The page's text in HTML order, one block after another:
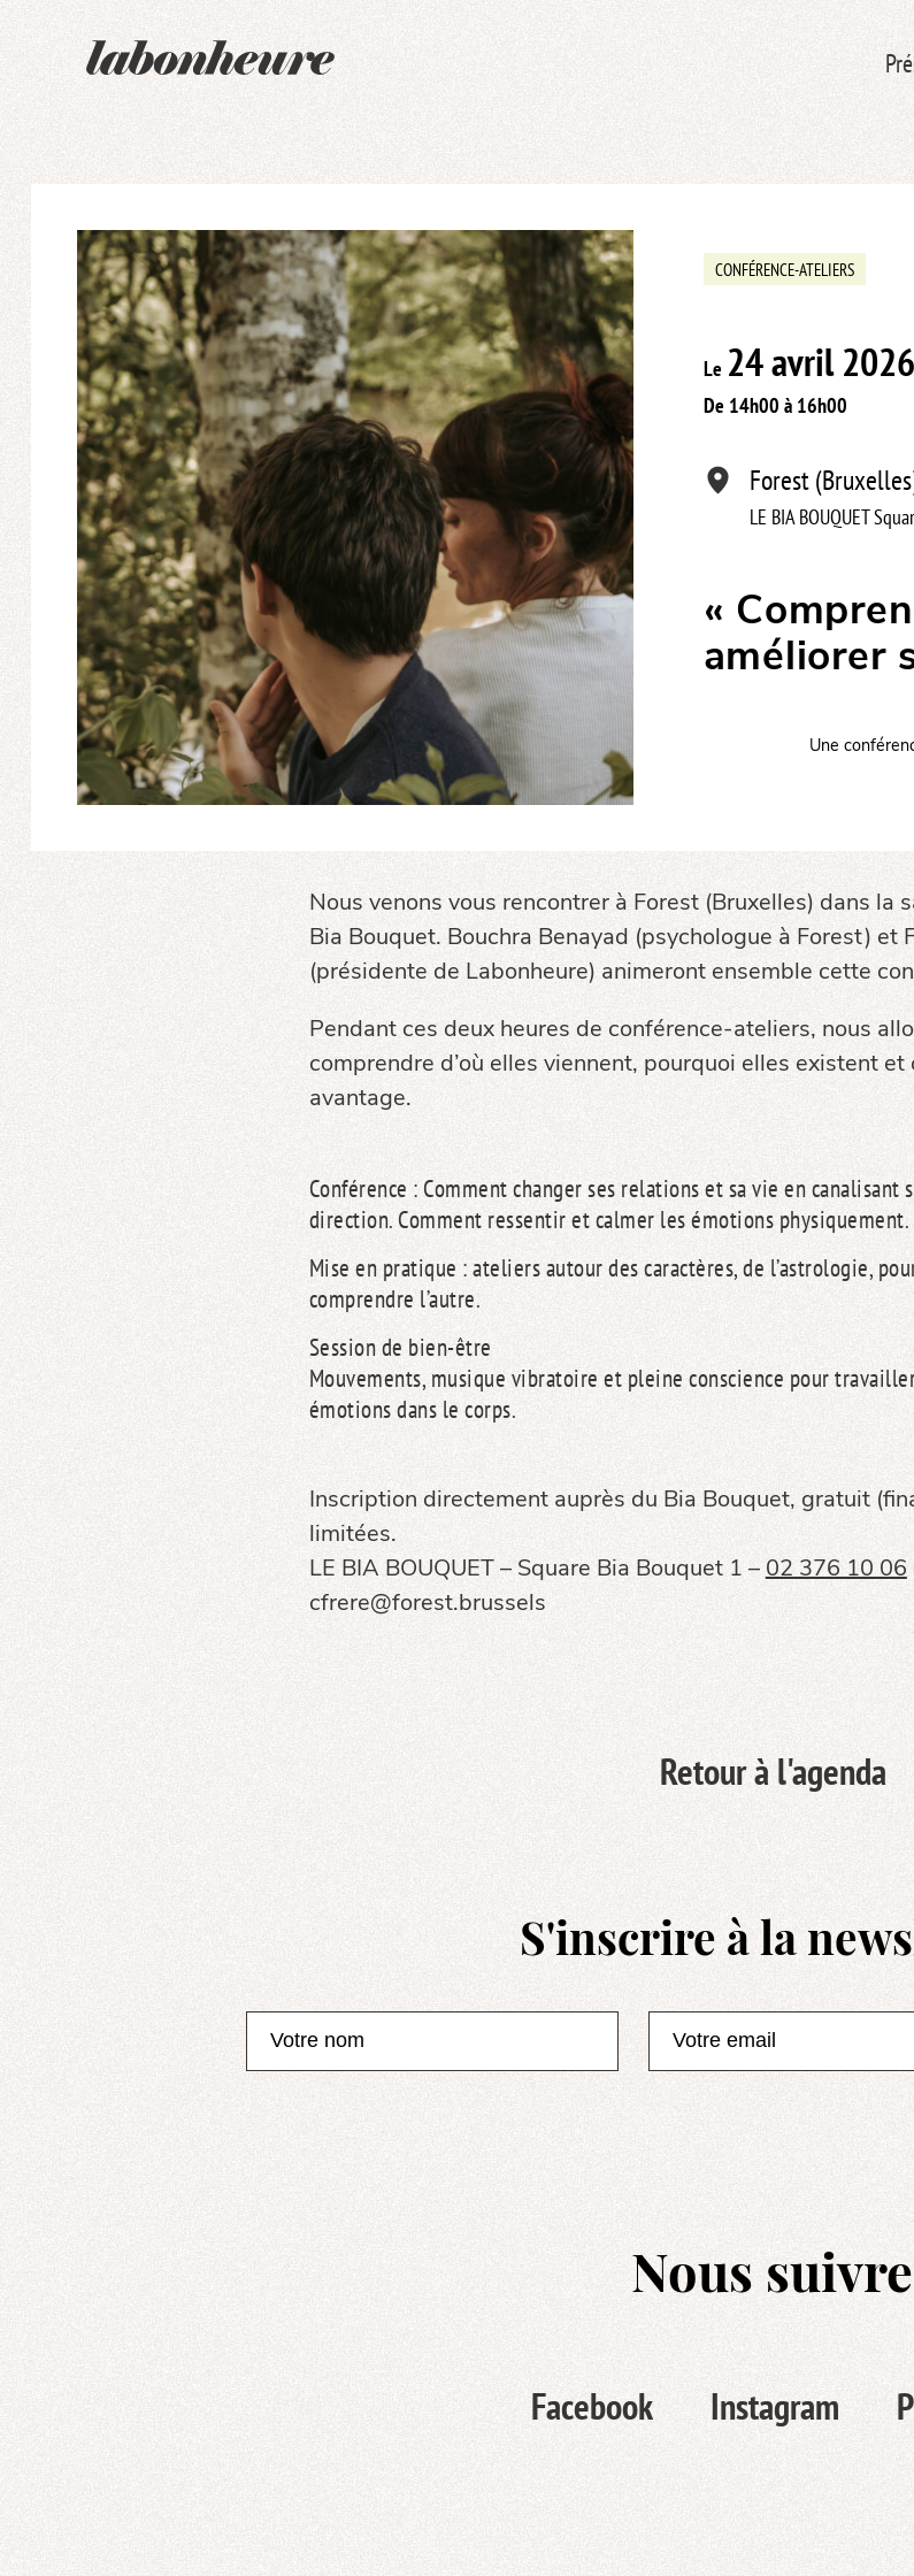
CONFÉRENCE-ATELIERS
Le 24 avril 2026
De 14h00 à 16h00
Forest
LE BIA BOUQUET
«
améliorer
Une
Nous venons vous rencontrer à Forest (Bruxelles) dans la
Bia Bouquet. Bouchra Benayad (psychologue à Forest) et
(présidente de Labonheure) animeront ensemble cette
Pendant ces deux heures de conférence-ateliers, nous
comprendre d’où elles viennent, pourquoi elles existent
avantage.
Conférence : Comment changer ses relations et sa vie en canalisant
direction. Comment ressentir et calmer les émotions physiquement.
Mise en pratique : ateliers autour des caractères, de l’astrologie,
comprendre l’autre.
Session de bien-être
Mouvements, musique vibratoire et pleine conscience pour
émotions dans le corps.
Inscription directement auprès du Bia Bouquet, gratuit
limitées.
LE BIA BOUQUET – Square Bia Bouquet 1 – 02 376 10 06
cfrere@forest.brussels
Retour à l'agenda
S'inscrire à la
Nous suivre
Facebook Instagram